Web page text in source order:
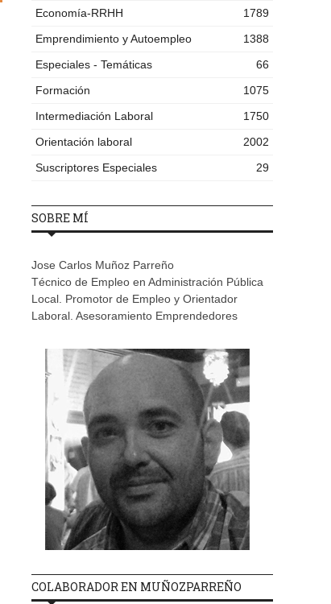
Economía-RRHH
1789
Emprendimiento y Autoempleo
1388
Especiales - Temáticas
66
Formación
1075
Intermediación Laboral
1750
Orientación laboral
2002
Suscriptores Especiales
29
SOBRE MÍ
Jose Carlos Muñoz Parreño
Técnico de Empleo en Administración Pública
Local. Promotor de Empleo y Orientador
Laboral. Asesoramiento Emprendedores
COLABORADOR EN MUÑOZPARREÑO